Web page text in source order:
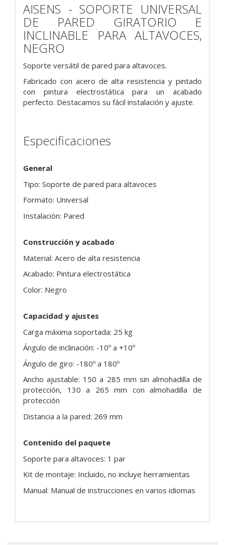
AISENS - SOPORTE UNIVERSAL
DE PARED GIRATORIO E
INCLINABLE PARA ALTAVOCES,
NEGRO
Soporte versátil de pared para altavoces.
Fabricado con acero de alta resistencia y pintado
con pintura electrostática para un acabado
perfecto. Destacamos su fácil instalación y ajuste.
Especificaciones
General
Tipo: Soporte de pared para altavoces
Formato: Universal
Instalación: Pared
Construcción y acabado
Material: Acero de alta resistencia
Acabado: Pintura electrostática
Color: Negro
Capacidad y ajustes
Carga máxima soportada: 25 kg
Ángulo de inclinación: -10º a +10º
Ángulo de giro: -180º a 180º
Ancho ajustable: 150 a 285 mm sin almohadilla de
protección, 130 a 265 mm con almohadilla de
protección
Distancia a la pared: 269 mm
Contenido del paquete
Soporte para altavoces: 1 par
Kit de montaje: Incluido, no incluye herramientas
Manual: Manual de instrucciones en varios idiomas